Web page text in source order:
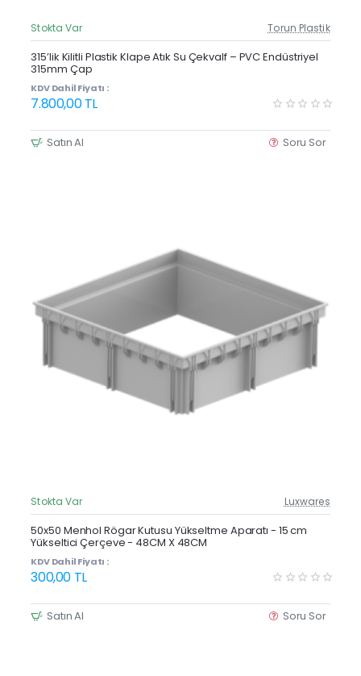
Güncel Fiyat
Yeni Ürün
Stokta Var Torun Plastik
315’lik Kilitli Plastik Klape Atık Su Çekvalf – PVC Endüstriyel
315mm Çap
KDV Dahil Fiyatı :
7.800,00 TL
Satın Al Soru Sor
Güncel Fiyat
Yeni Ürün
Stokta Var Luxwares
50x50 Menhol Rögar Kutusu Yükseltme Aparatı - 15 cm
Yükseltici Çerçeve - 48CM X 48CM
KDV Dahil Fiyatı :
300,00 TL
Satın Al Soru Sor